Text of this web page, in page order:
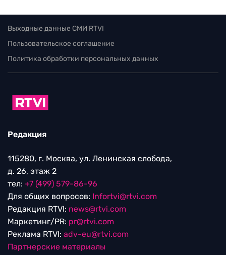
Выходные данные СМИ RTVI
Пользовательское соглашение
Политика обработки персональных данных
Редакция
115280, г. Москва, ул. Ленинская слобода,
д. 26, этаж 2
тел: +7 (499) 579-86-96
Для общих вопросов: Infortvi@rtvi.com
Редакция RTVI: news@rtvi.com
Маркетинг/PR: pr@rtvi.com
Реклама RTVI: adv-eu@rtvi.com
Партнерские материалы